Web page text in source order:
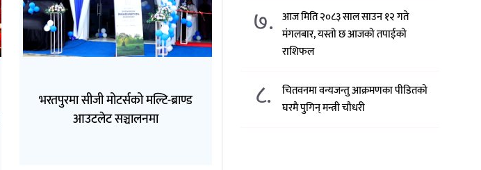
भरतपुरमा सीजी मोटर्सको मल्टि-ब्राण्ड
आउटलेट सञ्चालनमा
७. आज मिति २०८३ साल साउन १२ गते
मंगलबार, यस्तो छ आजको तपाईको
राशिफल
८.
चितवनमा वन्यजन्तु आक्रमणका पीडितको
घरमै पुगिन् मन्त्री चौधरी